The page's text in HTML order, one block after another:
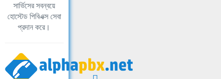
সার্ভিসের সবন্বয়ে
হোস্টেড পিবিএক্স সেবা
প্রদান করে।